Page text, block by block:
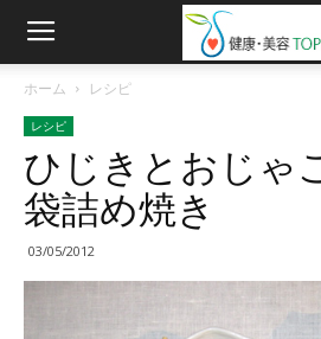
ホーム レシピ
レシピ
ひじきとおじゃ
袋詰め焼き
03/05/2012